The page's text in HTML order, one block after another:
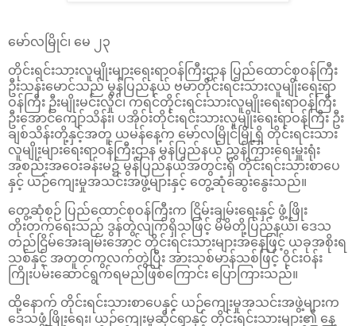
မော်လမြိုင်၊ မေ ၂၃
တိုင်းရင်းသားလူမျိုးများရေးရာဝန်ကြီးဌာန ပြည်ထောင်စုဝန်ကြီး
ဦးသန်းမောင်သည် မွန်ပြည်နယ် ဗမာတိုင်းရင်းသားလူမျိုးရေးရာ
ဝန်ကြီး ဦးမျိုးမင်းလှိုင်၊ ကရင်တိုင်းရင်းသားလူမျိုးရေးရာဝန်ကြီး
ဦးအောင်ကျော်သိန်း၊ ပအိုဝ်းတိုင်းရင်းသားလူမျိုးရေးရာဝန်ကြီး ဦး
ချစ်သိန်းတို့နှင့်အတူ ယမန်နေ့က မော်လမြိုင်မြို့ရှိ တိုင်းရင်းသား
လူမျိုးများရေးရာဝန်ကြီးဌာန မွန်ပြည်နယ် ညွှန်ကြားရေးမှူးရုံး
အစည်းအဝေးခန်းမ၌ မွန်ပြည်နယ်အတွင်းရှိ တိုင်းရင်းသားစာပေ
နှင့် ယဉ်ကျေးမှုအသင်းအဖွဲ့များနှင့် တွေ့ဆုံဆွေးနွေးသည်။
တွေ့ဆုံစဉ် ပြည်ထောင်စုဝန်ကြီးက ငြိမ်းချမ်းရေးနှင့် ဖွံ့ဖြိုး
တိုးတက်ရေးသည် ဒွန်တွဲလျက်ရှိသဖြင့် မိမိတို့ပြည်နယ်၊ ဒေသ
တည်ငြိမ်အေးချမ်းအောင် တိုင်းရင်းသားများအနေဖြင့် ယခုအစိုးရ
သစ်နှင့် အတူတကွလက်တွဲပြီး အားသစ်မာန်သစ်ဖြင့် ဝိုင်းဝန်း
ကြိုးပမ်းဆောင်ရွက်ရမည်ဖြစ်ကြောင်း ပြောကြားသည်။
ထို့နောက် တိုင်းရင်းသားစာပေနှင့် ယဉ်ကျေးမှုအသင်းအဖွဲ့များက
ဒေသဖွံ့ဖြိုးရေး၊ ယဉ်ကျေးမှုဆိုင်ရာနှင့် တိုင်းရင်းသားများ၏ နေ့